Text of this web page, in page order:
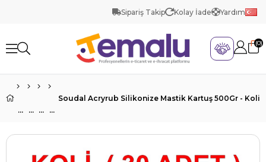
Sipariş Takip Kolay İade Yardım
0
Soudal Acryrub Silikonize Mastik Kartuş 500Gr - Koli